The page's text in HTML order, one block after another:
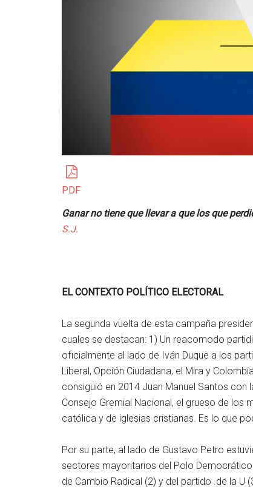
PDF
Ganar no tiene que llevar a que los que
S.J.
EL CONTEXTO POLÍTICO ELECTORAL
La segunda vuelta de esta campaña
cuales se destacan: 1) Un reacomodo
oficialmente al lado de Iván Duque a los
Liberal, Opción Ciudadana, el Mira y
consiguió en 2014 Juan Manuel Santos
Consejo Gremial Nacional, el grueso de
católica y de iglesias cristianas. Es lo que
Por su parte, al lado de Gustavo Petro
sectores mayoritarios del Polo Democrático
de Cambio Radical (2) y del partido .de la U